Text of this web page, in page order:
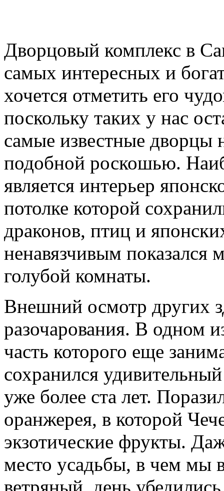
Дворцовый комплекс в
самых интересных и
хочется отметить его
поскольку таких у нас
самые известные дворцы
подобной роскошью.
является интерьер
потолке которой
драконов, птиц и
ненавязчивым показался
голубой комнаты.
Внешний осмотр других
разочарования. В одном
часть которого еще
сохранился
уже более ста лет.
оранжерея, в которой
экзотические фрукты.
место усадьбы, в чем мы
ветряный, день